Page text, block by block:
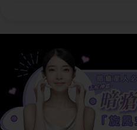
其
【石頭瘡】【石頭瘡